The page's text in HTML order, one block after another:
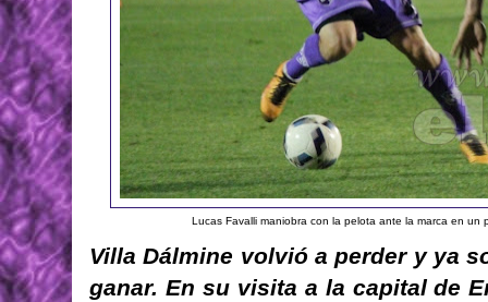
Lucas Favalli maniobra con la pelota ante la marca en
Villa Dálmine volvió a perder y ya
ganar. En su visita a la capital de